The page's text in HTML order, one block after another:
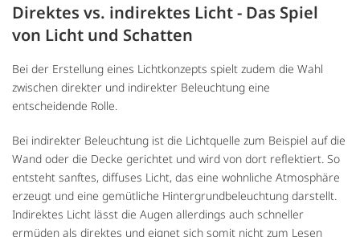
Direktes vs. indirektes Licht - Das Spiel
von Licht und Schatten
Bei der Erstellung eines Lichtkonzepts spielt zudem die Wahl
zwischen direkter und indirekter Beleuchtung eine
entscheidende Rolle.
Bei indirekter Beleuchtung ist die Lichtquelle zum Beispiel auf die
Wand oder die Decke gerichtet und wird von dort reflektiert. So
entsteht sanftes, diffuses Licht, das eine wohnliche Atmosphäre
erzeugt und eine gemütliche Hintergrundbeleuchtung darstellt.
Indirektes Licht lässt die Augen allerdings auch schneller
ermüden als direktes und eignet sich somit nicht zum Lesen